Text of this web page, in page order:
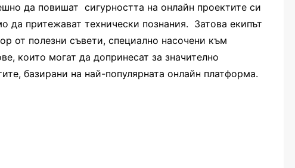
да повишат сигурността на онлайн проектите си
да притежават технически познания. Затова екипът
от полезни съвети, специално насочени към
които могат да допринесат за значително
базирани на най-популярната онлайн платформа.